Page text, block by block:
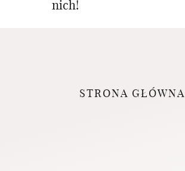
nich!
STRONA GŁÓWNA